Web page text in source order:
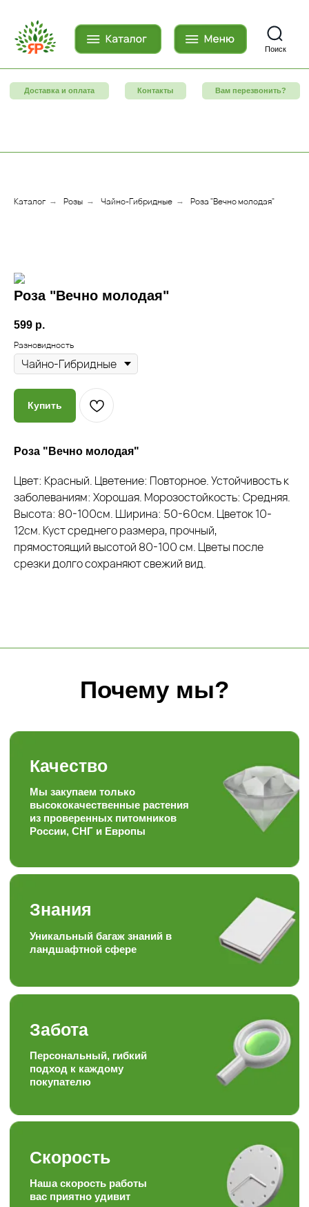
Поиск
Каталог → Розы → Чайно-Гибридные → Роза "Вечно молодая"
Роза "Вечно молодая"
599 р.
Разновидность
Купить
Роза "Вечно молодая"
Цвет: Красный. Цветение: Повторное. Устойчивость к
заболеваниям: Хорошая. Морозостойкость: Средняя.
Высота: 80-100см. Ширина: 50-60см. Цветок 10-
12см. Куст среднего размера, прочный,
прямостоящий высотой 80-100 см. Цветы после
срезки долго сохраняют свежий вид.
Почему мы?
Качество
Мы закупаем только
Знания
Забота
подход к каждому
покупателю
Скорость
Наша формула
Качество + доступная цена =
довольный клиент
Опыт
торговле, посадке и уходу
за растениями
любимых
клиентов
Подписывайтесь на наши аккаунты
в соц.сетях, следите за полезными